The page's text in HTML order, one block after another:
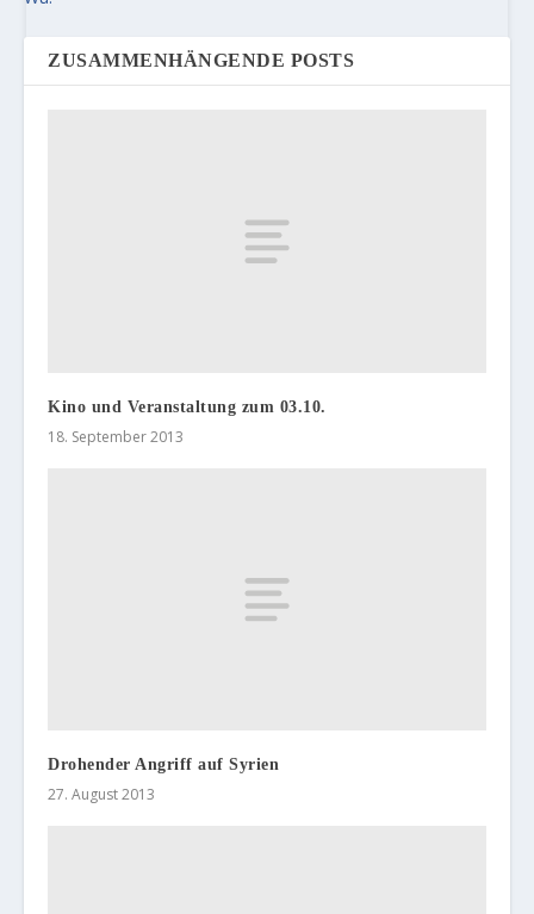
ZUSAMMENHÄNGENDE POSTS
Kino und Veranstaltung zum 03.10.
18. September 2013
Drohender Angriff auf Syrien
27. August 2013